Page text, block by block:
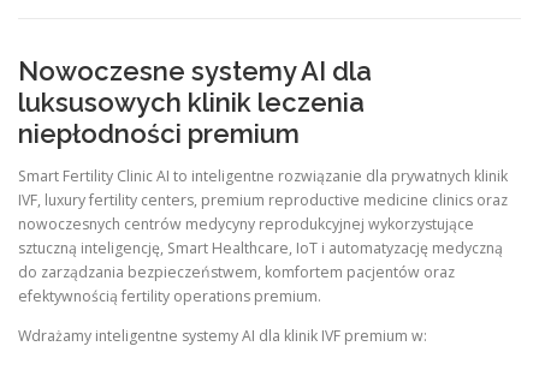
Nowoczesne systemy AI dla
luksusowych klinik leczenia
niepłodności premium
Smart Fertility Clinic AI to inteligentne rozwiązanie dla prywatnych klinik
IVF, luxury fertility centers, premium reproductive medicine clinics oraz
nowoczesnych centrów medycyny reprodukcyjnej wykorzystujące
sztuczną inteligencję, Smart Healthcare, IoT i automatyzację medyczną
do zarządzania bezpieczeństwem, komfortem pacjentów oraz
efektywnością fertility operations premium.
Wdrażamy inteligentne systemy AI dla klinik IVF premium w: